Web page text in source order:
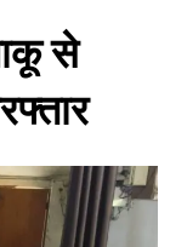
से